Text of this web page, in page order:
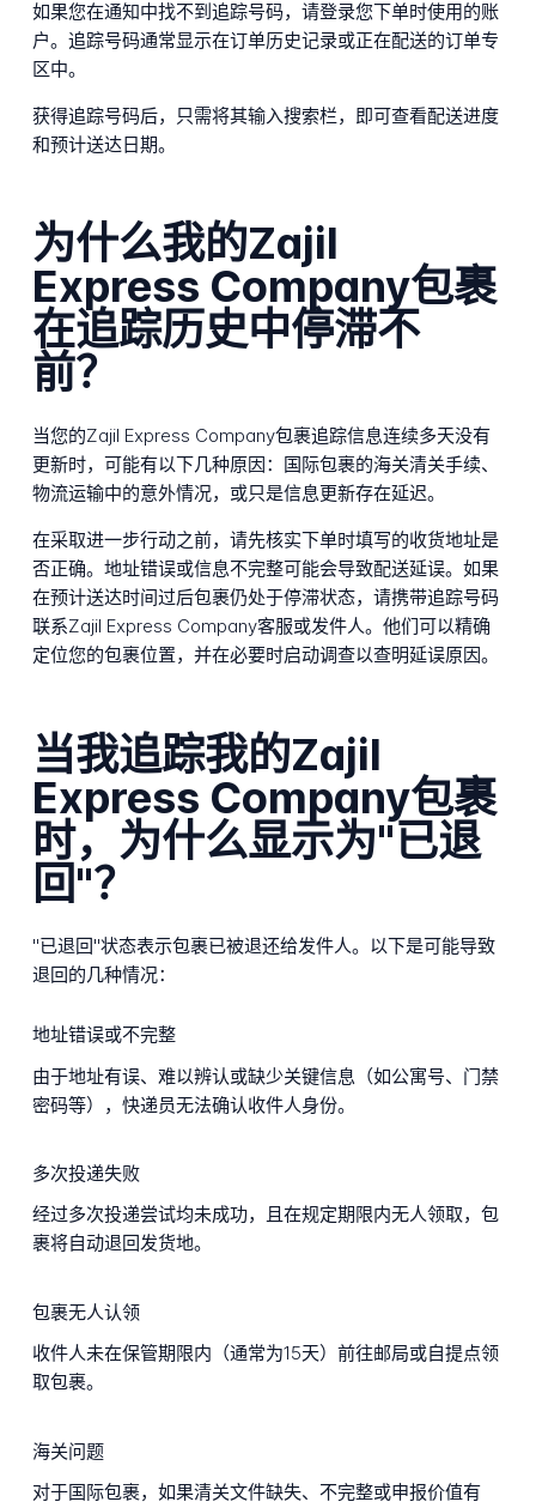
如果您在通知中找不到追踪号码，请登录您下单时使用的账
户。追踪号码通常显示在订单历史记录或正在配送的订单专
区中。
获得追踪号码后，只需将其输入搜索栏，即可查看配送进度
和预计送达日期。
为什么我的Zajil
Express Company包裹
在追踪历史中停滞不
前？
当您的Zajil Express Company包裹追踪信息连续多天没有
更新时，可能有以下几种原因：国际包裹的海关清关手续、
物流运输中的意外情况，或只是信息更新存在延迟。
在采取进一步行动之前，请先核实下单时填写的收货地址是
否正确。地址错误或信息不完整可能会导致配送延误。如果
在预计送达时间过后包裹仍处于停滞状态，请携带追踪号码
联系Zajil Express Company客服或发件人。他们可以精确
定位您的包裹位置，并在必要时启动调查以查明延误原因。
当我追踪我的Zajil
Express Company包裹
时，为什么显示为"已退
回"？
"已退回"状态表示包裹已被退还给发件人。以下是可能导致
退回的几种情况：
地址错误或不完整
由于地址有误、难以辨认或缺少关键信息（如公寓号、门禁
密码等），快递员无法确认收件人身份。
多次投递失败
经过多次投递尝试均未成功，且在规定期限内无人领取，包
裹将自动退回发货地。
包裹无人认领
收件人未在保管期限内（通常为15天）前往邮局或自提点领
取包裹。
海关问题
对于国际包裹，如果清关文件缺失、不完整或申报价值有